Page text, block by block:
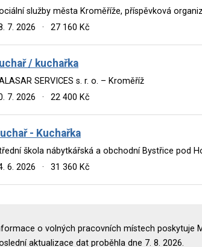
služby města Kroměříže, příspěvková
7. 2026
· 27 160 Kč
/ kuchařka
SERVICES s. r. o. – Kroměříž
7. 2026
· 22 400 Kč
- Kuchařka
škola nábytkářská a obchodní Bystřice pod
6. 2026
· 31 360 Kč
o volných pracovních místech poskytuje
aktualizace dat proběhla dne 7. 8. 2026.